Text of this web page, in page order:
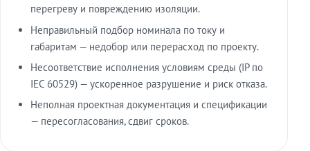
перегреву и повреждению изоляции.
Неправильный подбор номинала по току и
габаритам — недобор или перерасход по проекту.
Несоответствие исполнения условиям среды (IP по
IEC 60529) — ускоренное разрушение и риск отказа.
Неполная проектная документация и спецификации
— пересогласования, сдвиг сроков.